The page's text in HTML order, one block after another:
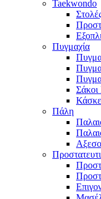
Taekwondo
Πυγμαχία
Σάκοι
Πάλη